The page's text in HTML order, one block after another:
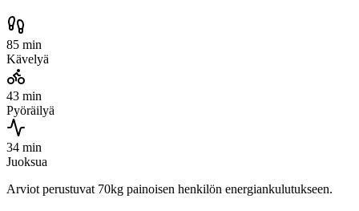
85 min
Kävelyä
43 min
Pyöräilyä
34 min
Juoksua
Arviot perustuvat 70kg painoisen henkilön energiankulutukseen.